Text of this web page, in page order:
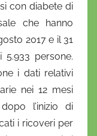
con diabete di
che hanno
2017 e il 31
persone.
i dati relativi
nei 12 mesi
l’inizio di
i ricoveri per